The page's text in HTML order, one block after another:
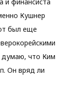
Кушнер
был еще
думаю, что Ким
Он вряд ли